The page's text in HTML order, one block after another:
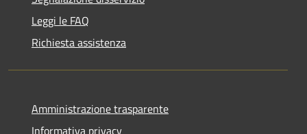
Leggi le FAQ
Richiesta assistenza
Amministrazione trasparente
Informativa privacy